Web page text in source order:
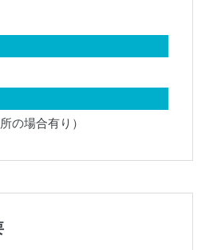
の場合有り）